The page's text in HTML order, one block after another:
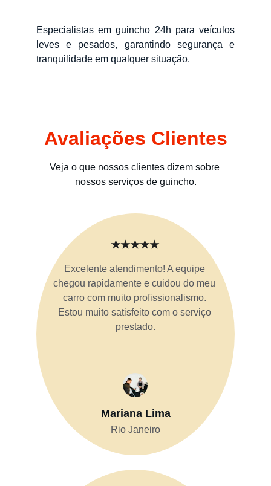
Especialistas em guincho 24h para veículos
leves e pesados, garantindo segurança e
tranquilidade em qualquer situação.
Avaliações Clientes
Veja o que nossos clientes dizem sobre
nossos serviços de guincho.
Excelente atendimento! A equipe
chegou rapidamente e cuidou do meu
carro com muito profissionalismo.
Estou muito satisfeito com o serviço
prestado.
Mariana Lima
Rio Janeiro
★★★★★